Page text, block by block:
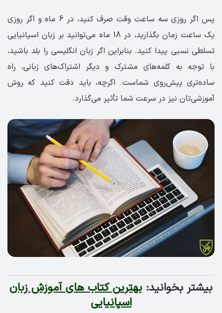
پس اگر روزی سه ساعت وقت صرف کنید، در 6 ماه و اگر روزی
یک ساعت زمان بگذارید، در 18 ماه می‌توانید بر زبان اسپانیایی
تسلطی نسبی پیدا کنید. بنابراین اگر زبان انگلیسی را بلد باشید،
با توجه به کلمه‌های مشترک و دیگر اشتراک‌های زبانی، راه
ساده‌تری پیش‌روی شماست. اگرچه، باید دقت کنید که روش
آموزشی‌تان نیز در سرعت شما تأثیر می‌گذارد.
بیشتر بخوانید: بهترین کتاب های آموزش زبان
اسپانیایی